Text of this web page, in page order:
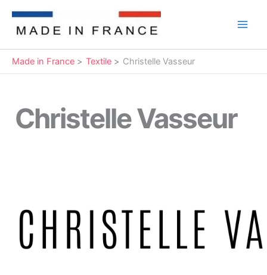
contenu
Made in France Textile Christelle Vasseur
Christelle Vasseur